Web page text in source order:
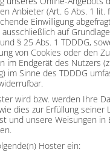
Anbieter (Art. 6 Abs. 1 lit.
Einwilligung
auf
§ 25 Abs. 1 TDDDG,
von Cookies oder den
im Endgerät des Nutzers
im Sinne des TDDDG
wird bzw. werden Ihre
dies zur Erfüllung seiner
und unsere Weisungen in
Hoster ein: